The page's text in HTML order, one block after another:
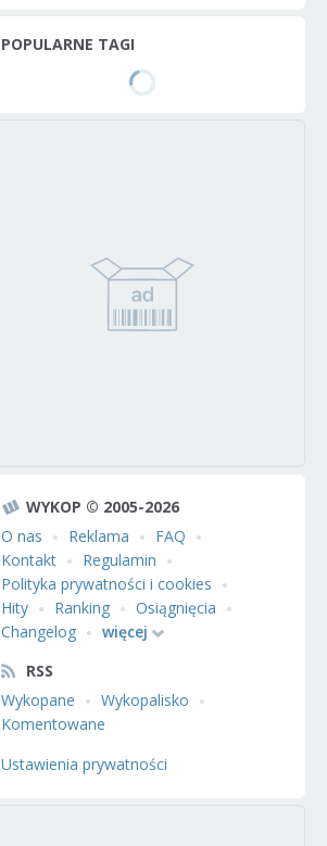
POPULARNE TAGI
WYKOP © 2005-2026
O nas
Reklama
FAQ
Kontakt
Regulamin
Polityka prywatności i cookies
Hity
Ranking
Osiągnięcia
Changelog
więcej
RSS
Wykopane
Wykopalisko
Komentowane
Ustawienia prywatności